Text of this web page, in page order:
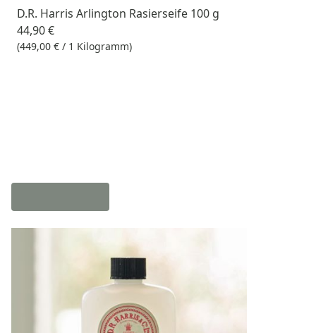
D.R. Harris Arlington Rasierseife 100 g
44,90 €
(449,00 € / 1 Kilogramm)